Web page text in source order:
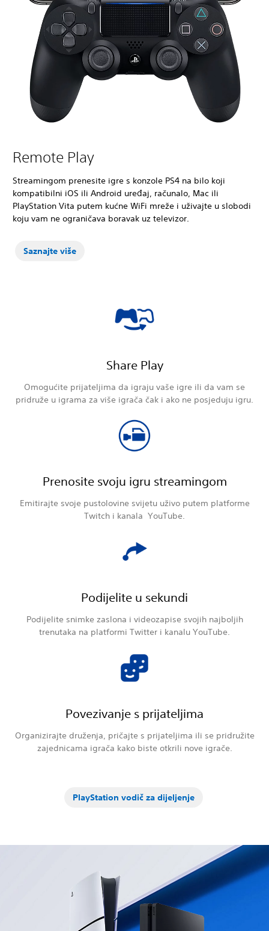
Remote Play
Streamingom prenesite igre s konzole PS4 na bilo koji
kompatibilni iOS ili Android uređaj, računalo, Mac ili
PlayStation Vita putem kućne WiFi mreže i uživajte u slobodi
koju vam ne ograničava boravak uz televizor.
Saznajte više
Share Play
Omogućite prijateljima da igraju vaše igre ili da vam se
pridruže u igrama za više igrača čak i ako ne posjeduju igru.
Prenosite svoju igru streamingom
Emitirajte svoje pustolovine svijetu uživo putem platforme
Twitch i kanala YouTube.
Podijelite u sekundi
Podijelite snimke zaslona i videozapise svojih najboljih
trenutaka na platformi Twitter i kanalu YouTube.
Povezivanje s prijateljima
Organizirajte druženja, pričajte s prijateljima ili se pridružite
zajednicama igrača kako biste otkrili nove igrače.
PlayStation vodič za dijeljenje